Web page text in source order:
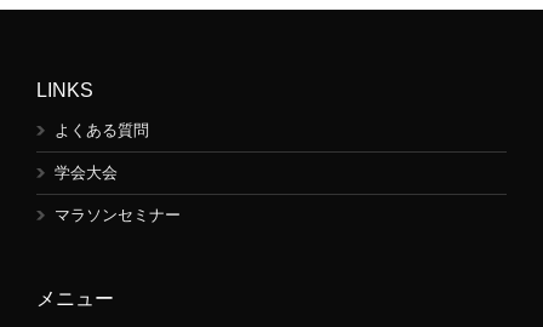
LINKS
よくある質問
学会大会
マラソンセミナー
メニュー